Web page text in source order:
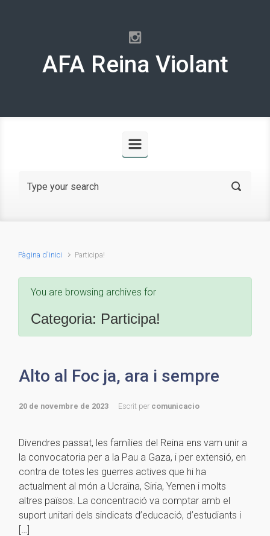
AFA Reina Violant
Pàgina d'inici Participa!
You are browsing archives for
Categoria: Participa!
Alto al Foc ja, ara i sempre
20 de novembre de 2023 Escrit per comunicacio
Divendres passat, les famílies del Reina ens vam unir a
la convocatoria per a la Pau a Gaza, i per extensió, en
contra de totes les guerres actives que hi ha
actualment al món a Ucraïna, Siria, Yemen i molts
altres països. La concentració va comptar amb el
suport unitari dels sindicats d’educació, d’estudiants i
[…]